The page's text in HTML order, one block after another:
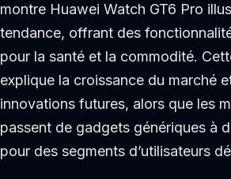
montre Huawei Watch GT6 Pro
tendance, offrant des
pour la santé et la commodité.
explique la croissance du marché
innovations futures, alors que les
passent de gadgets génériques à
pour des segments d’utilisateurs